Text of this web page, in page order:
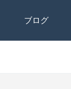
ブログ